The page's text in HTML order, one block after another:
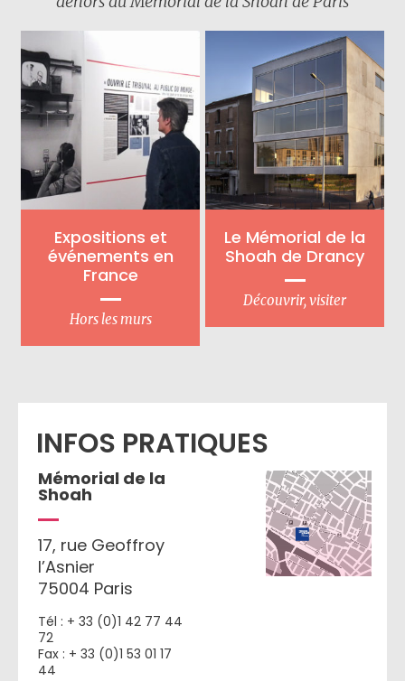
Expositions et
événements en
France
Hors les murs
Le Mémorial de la
Shoah de Drancy
Découvrir, visiter
INFOS PRATIQUES
Mémorial de la
Shoah
17, rue Geoffroy
l’Asnier
75004 Paris
Tél : + 33 (0)1 42 77 44
72
Fax : + 33 (0)1 53 01 17
44